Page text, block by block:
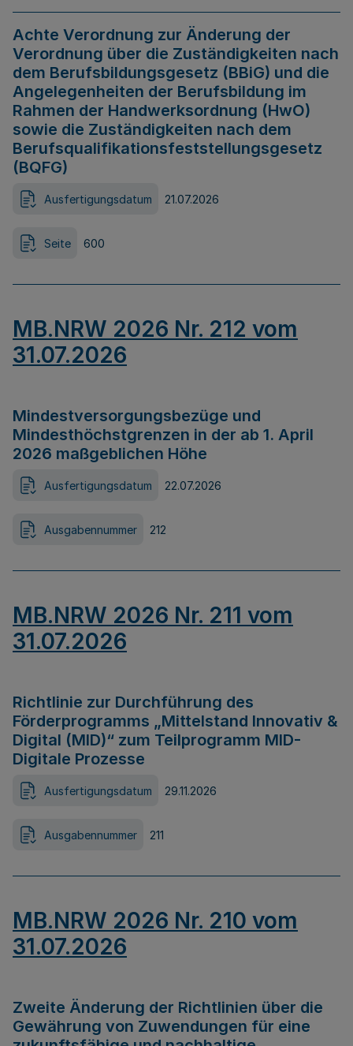
Achte Verordnung zur Änderung der
Verordnung über die Zuständigkeiten nach
dem Berufsbildungsgesetz (BBiG) und die
Angelegenheiten der Berufsbildung im
Rahmen der Handwerksordnung (HwO)
sowie die Zuständigkeiten nach dem
Berufsqualifikationsfeststellungsgesetz
(BQFG)
Ausfertigungsdatum 21.07.2026
Seite 600
MB.NRW 2026 Nr. 212 vom
31.07.2026
Mindestversorgungsbezüge und
Mindesthöchstgrenzen in der ab 1. April
2026 maßgeblichen Höhe
Ausfertigungsdatum 22.07.2026
Ausgabennummer 212
MB.NRW 2026 Nr. 211 vom
31.07.2026
Richtlinie zur Durchführung des
Förderprogramms „Mittelstand Innovativ &
Digital (MID)“ zum Teilprogramm MID-
Digitale Prozesse
Ausfertigungsdatum 29.11.2026
Ausgabennummer 211
MB.NRW 2026 Nr. 210 vom
31.07.2026
Zweite Änderung der Richtlinien über die
Gewährung von Zuwendungen für eine